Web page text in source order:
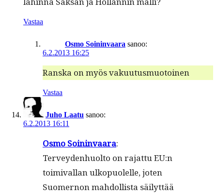
Vastaa
Osmo Soininvaara sanoo:
6.2.2013 16:25
Ran­s­ka on myös vakuutusmuotoinen
Vastaa
Juho Laatu sanoo:
6.2.2013 16:11
Osmo Soin­in­vaara:
Ter­vey­den­huolto on rajat­tu EU:n
toimi­val­lan ulkop­uolelle, joten
Suomer­non mah­dol­lista säi­lyt­tää